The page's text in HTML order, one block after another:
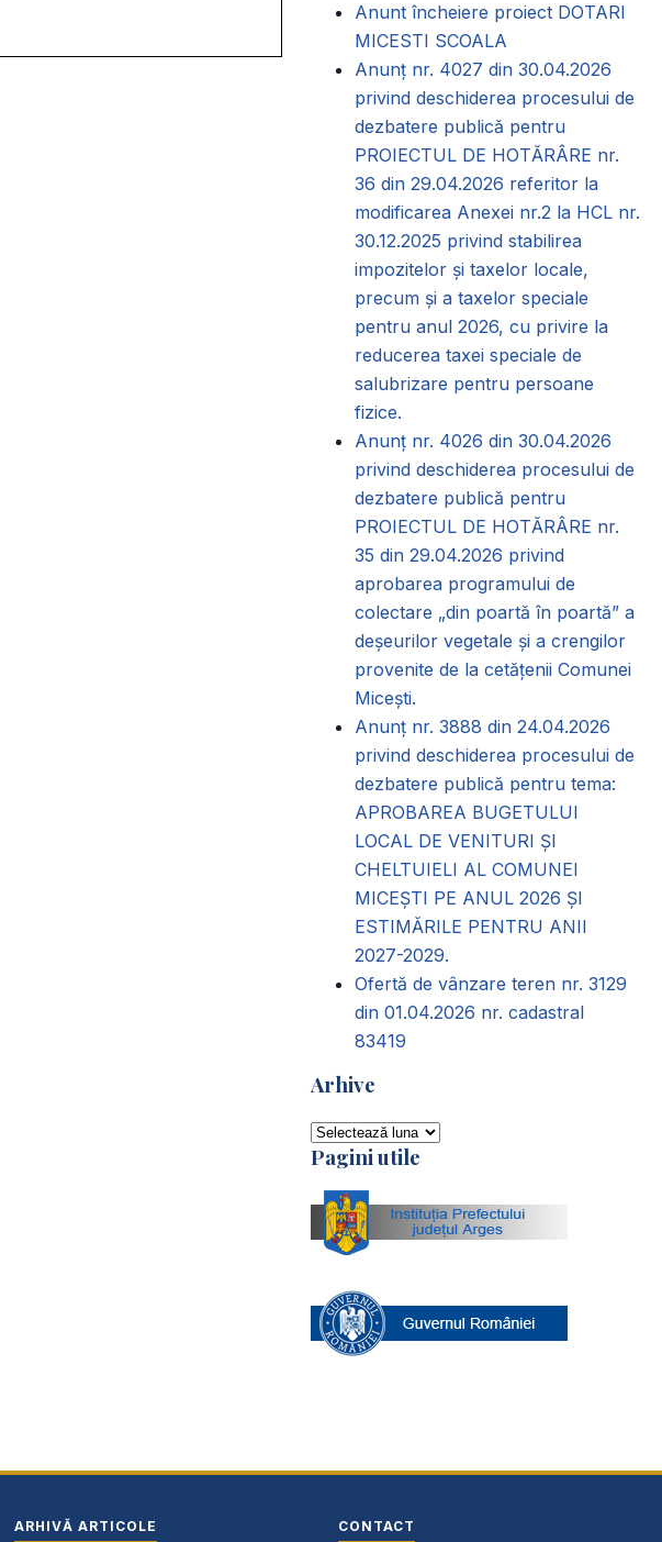
Anunt încheiere proiect DOTARI
MICESTI SCOALA
Anunț nr. 4027 din 30.04.2026
privind deschiderea procesului de
dezbatere publică pentru
PROIECTUL DE HOTĂRÂRE nr.
36 din 29.04.2026 referitor la
modificarea Anexei nr.2 la HCL nr.
30.12.2025 privind stabilirea
impozitelor și taxelor locale,
precum și a taxelor speciale
pentru anul 2026, cu privire la
reducerea taxei speciale de
salubrizare pentru persoane
fizice.
Anunț nr. 4026 din 30.04.2026
privind deschiderea procesului de
dezbatere publică pentru
PROIECTUL DE HOTĂRÂRE nr.
35 din 29.04.2026 privind
aprobarea programului de
colectare „din poartă în poartă” a
deșeurilor vegetale și a crengilor
provenite de la cetățenii Comunei
Micești.
Anunț nr. 3888 din 24.04.2026
privind deschiderea procesului de
dezbatere publică pentru tema:
APROBAREA BUGETULUI
LOCAL DE VENITURI ȘI
CHELTUIELI AL COMUNEI
MICEȘTI PE ANUL 2026 ȘI
ESTIMĂRILE PENTRU ANII
2027-2029.
Ofertă de vânzare teren nr. 3129
din 01.04.2026 nr. cadastral
83419
Arhive
Arhive
Pagini utile
ARHIVĂ ARTICOLE CONTACT